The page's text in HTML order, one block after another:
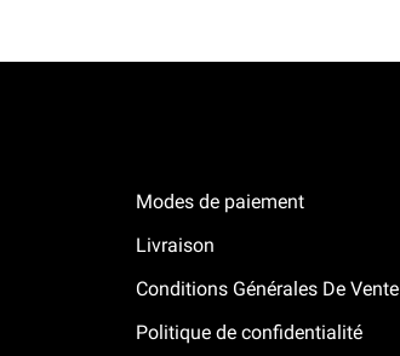
Modes de paiement
Livraison
Conditions Générales De Vente
Politique de confidentialité